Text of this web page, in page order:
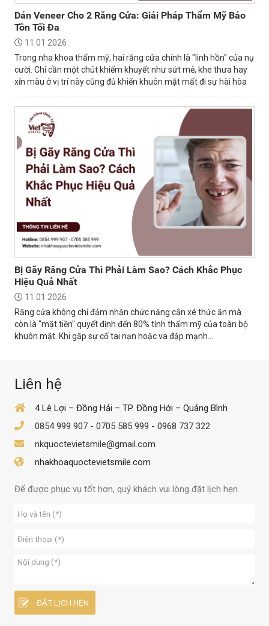
Dán Veneer Cho 2 Răng Cửa: Giải Pháp Thẩm Mỹ Bảo
Tồn Tối Đa
11 01 2026
Trong nha khoa thẩm mỹ, hai răng cửa chính là "linh hồn" của nụ
cười. Chỉ cần một chút khiếm khuyết như sứt mẻ, khe thưa hay
xỉn màu ở vị trí này cũng đủ khiến khuôn mặt mất đi sự hài hòa
Bị Gãy Răng Cửa Thì Phải Làm Sao? Cách Khắc Phục
Hiệu Quả Nhất
11 01 2026
Răng cửa không chỉ đảm nhận chức năng cắn xé thức ăn mà
còn là "mặt tiền" quyết định đến 80% tính thẩm mỹ của toàn bộ
khuôn mặt. Khi gặp sự cố tai nạn hoặc va đập mạnh...
Liên hệ
4 Lê Lợi – Đồng Hải – TP. Đồng Hới – Quảng Bình
0854 999 907 - 0705 585 999 - 0968 737 322
nkquoctevietsmile@gmail.com
nhakhoaquoctevietsmile.com
Để được phục vụ tốt hơn, quý khách vui lòng đặt lịch hẹn